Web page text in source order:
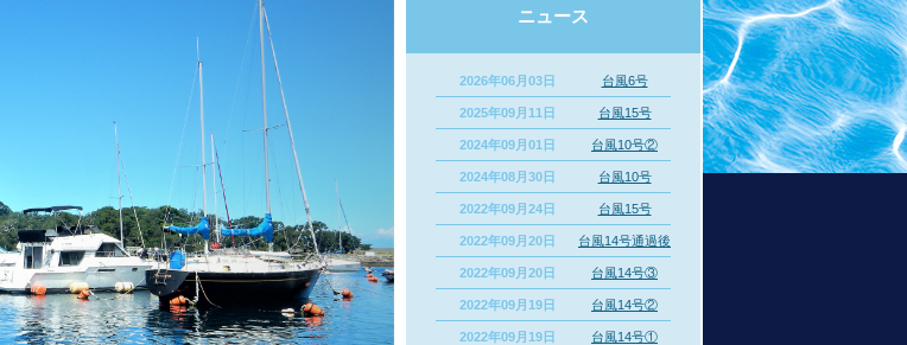
ニュース
2026年06月03日 台風6号
2025年09月11日 台風15号
2024年09月01日 台風10号②
2024年08月30日 台風10号
2022年09月24日 台風15号
2022年09月20日 台風14号通過後
2022年09月20日 台風14号③
2022年09月19日 台風14号②
2022年09月19日 台風14号①